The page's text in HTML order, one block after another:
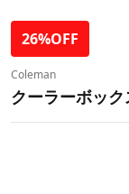
26%OFF
Coleman
クーラーボッ